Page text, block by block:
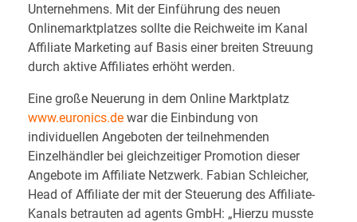
Unternehmens. Mit der Einführung des neuen
Onlinemarktplatzes sollte die Reichweite im Kanal
Affiliate Marketing auf Basis einer breiten Streuung
durch aktive Affiliates erhöht werden.
Eine große Neuerung in dem Online Marktplatz
www.euronics.de war die Einbindung von
individuellen Angeboten der teilnehmenden
Einzelhändler bei gleichzeitiger Promotion dieser
Angebote im Affiliate Netzwerk. Fabian Schleicher,
Head of Affiliate der mit der Steuerung des Affiliate-
Kanals betrauten ad agents GmbH: „Hierzu musste